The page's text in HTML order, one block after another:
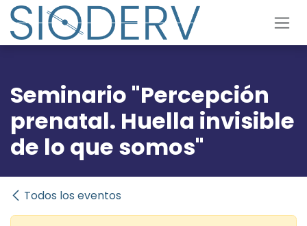
Ir al contenido
Seminario "Percepción
prenatal. Huella invisible
de lo que somos"
Todos los eventos